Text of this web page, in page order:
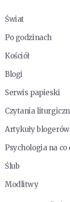
Świat
Po godzinach
Kościół
Blogi
Serwis papieski
Czytania
Artykuły blogerów
Psychologia na co
Ślub
Modlitwy